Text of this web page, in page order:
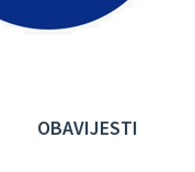
OBAVIJESTI